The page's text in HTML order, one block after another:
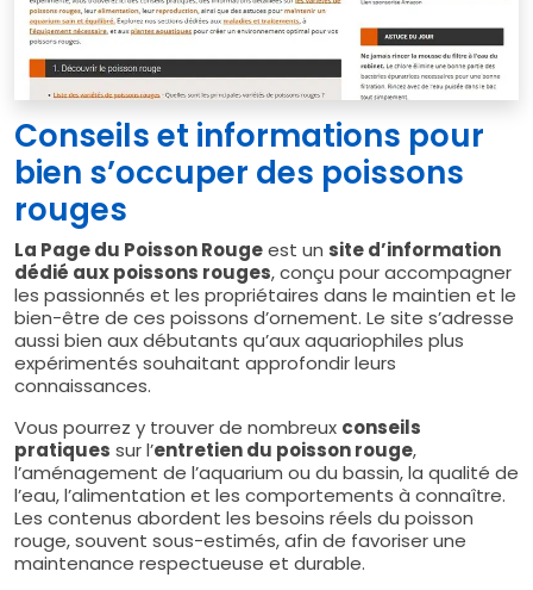
Conseils et informations pour
bien s’occuper des poissons
rouges
La Page du Poisson Rougeest un site d’information
dédié aux poissons rouges, conçu pour accompagner
les passionnés et les propriétaires dans le maintien et le
bien-être de ces poissons d’ornement. Le site s’adresse
aussi bien aux débutants qu’aux aquariophiles plus
expérimentés souhaitant approfondir leurs
connaissances.
Vous pourrez y trouver de nombreux conseils
pratiques sur l’entretien du poisson rouge,
l’aménagement de l’aquarium ou du bassin, la qualité de
l’eau, l’alimentation et les comportements à connaître.
Les contenus abordent les besoins réels du poisson
rouge, souvent sous-estimés, afin de favoriser une
maintenance respectueuse et durable.